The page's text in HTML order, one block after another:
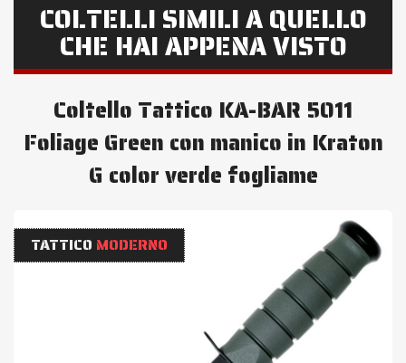
COLTELLI SIMILI A QUELLO
CHE HAI APPENA VISTO
Coltello Tattico KA-BAR 5011
Foliage Green con manico in Kraton
G color verde fogliame
TATTICO MODERNO